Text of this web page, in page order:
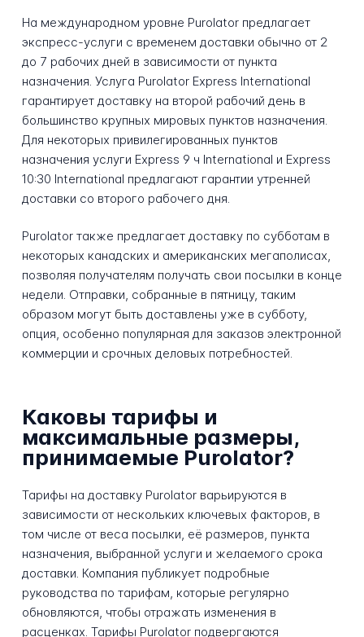
На международном уровне Purolator предлагает
экспресс-услуги с временем доставки обычно от 2
до 7 рабочих дней в зависимости от пункта
назначения. Услуга Purolator Express International
гарантирует доставку на второй рабочий день в
большинство крупных мировых пунктов назначения.
Для некоторых привилегированных пунктов
назначения услуги Express 9 ч International и Express
10:30 International предлагают гарантии утренней
доставки со второго рабочего дня.
Purolator также предлагает доставку по субботам в
некоторых канадских и американских мегаполисах,
позволяя получателям получать свои посылки в конце
недели. Отправки, собранные в пятницу, таким
образом могут быть доставлены уже в субботу,
опция, особенно популярная для заказов электронной
коммерции и срочных деловых потребностей.
Каковы тарифы и
максимальные размеры,
принимаемые Purolator?
Тарифы на доставку Purolator варьируются в
зависимости от нескольких ключевых факторов, в
том числе от веса посылки, её размеров, пункта
назначения, выбранной услуги и желаемого срока
доставки. Компания публикует подробные
руководства по тарифам, которые регулярно
обновляются, чтобы отражать изменения в
расценках. Тарифы Purolator подвергаются